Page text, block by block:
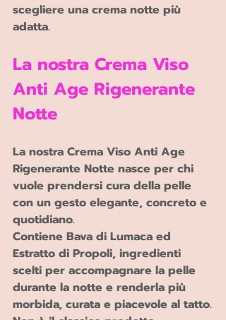
scegliere una crema notte più
adatta.
La nostra Crema Viso
Anti Age Rigenerante
Notte
La nostra Crema Viso Anti Age
Rigenerante Notte nasce per chi
vuole prendersi cura della pelle
con un gesto elegante, concreto e
quotidiano.
Contiene Bava di Lumaca ed
Estratto di Propoli, ingredienti
scelti per accompagnare la pelle
durante la notte e renderla più
morbida, curata e piacevole al tatto.